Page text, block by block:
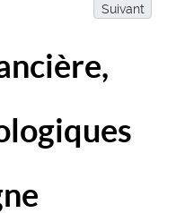
Suivant